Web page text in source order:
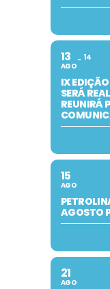
13
AGO
14
IX
SERÁ
REUNIRÁ
15
AGO
AGOSTO
21
AGO